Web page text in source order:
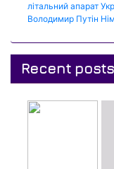
літальний апарат
Володимир Путін
Recent posts